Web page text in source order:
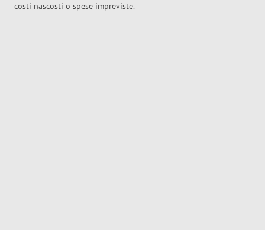
costi nascosti o spese impreviste.